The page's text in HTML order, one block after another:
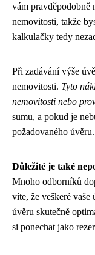
vám pravděpodobně
nemovitosti, takže
kalkulačky tedy
Při zadávání výše
nemovitosti. Tyto
nemovitosti nebo
sumu, a pokud je
požadovaného
Důležité je také
Mnoho odborníků
víte, že veškeré
úvěru skutečně
si ponechat jako